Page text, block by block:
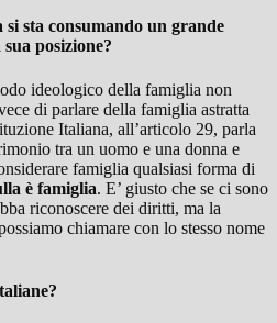
sta consumando un grande
posizione?
ideologico della famiglia non
di parlare della famiglia astratta
Italiana, all’articolo 29, parla
tra un uomo e una donna e
famiglia qualsiasi forma di
è famiglia. E’ giusto che se ci sono
riconoscere dei diritti, ma la
chiamare con lo stesso nome